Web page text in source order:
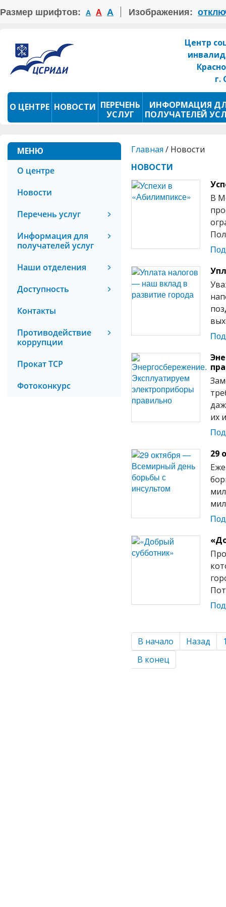
Размер шрифтов: А А А Изображения:
Центр
г.
О ЦЕНТРЕ НОВОСТИ ПЕРЕЧЕНЬ
УСЛУГ
ИНФОРМАЦИЯ
ПОЛУЧАТЕЛЕЙ
ПРОКАТ ТСР ФОТОКОНКУРС
МЕНЮ
О центре
Новости
Перечень услуг
Информация для
получателей услуг
Наши отделения
Доступность
Контакты
Противодействие
коррупции
Прокат ТСР
Фотоконкурс
Главная / Новости
НОВОСТИ
В
их
29
В начало Назад
В конец